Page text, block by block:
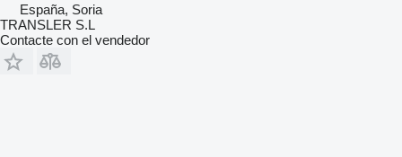
España, Soria
TRANSLER S.L
Contacte con el vendedor